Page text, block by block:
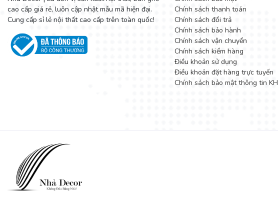
cao cấp giá rẻ, luôn cập nhật mẫu mã hiện đại.
Cung cấp sỉ lẻ nội thất cao cấp trên toàn quốc!
Chính sách thanh toán
Chính sách đổi trả
Chính sách bảo hành
Chính sách vận chuyển
Chính sách kiểm hàng
Điều khoản sử dụng
Điều khoản đặt hàng trực tuyến
Chính sách bảo mật thông tin KH